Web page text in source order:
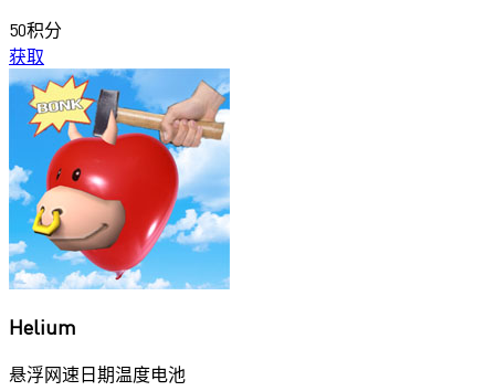
50积分
获取
Helium
悬浮网速日期温度电池